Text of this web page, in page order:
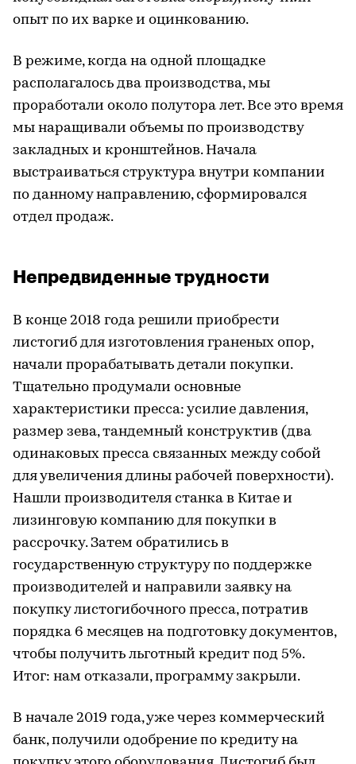
опыт по их варке и оцинкованию.
В режиме, когда на одной площадке
располагалось два производства, мы
проработали около полутора лет. Все это время
мы наращивали объемы по производству
закладных и кронштейнов. Начала
выстраиваться структура внутри компании
по данному направлению, сформировался
отдел продаж.
Непредвиденные трудности
В конце 2018 года решили приобрести
листогиб для изготовления граненых опор,
начали прорабатывать детали покупки.
Тщательно продумали основные
характеристики пресса: усилие давления,
размер зева, тандемный конструктив (два
одинаковых пресса связанных между собой
для увеличения длины рабочей поверхности).
Нашли производителя станка в Китае и
лизинговую компанию для покупки в
рассрочку. Затем обратились в
государственную структуру по поддержке
производителей и направили заявку на
покупку листогибочного пресса, потратив
порядка 6 месяцев на подготовку документов,
чтобы получить льготный кредит под 5%.
Итог: нам отказали, программу закрыли.
В начале 2019 года, уже через коммерческий
банк, получили одобрение по кредиту на